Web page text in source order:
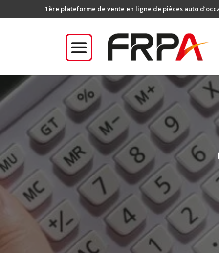
1ère plateforme de vente en ligne de pièces auto